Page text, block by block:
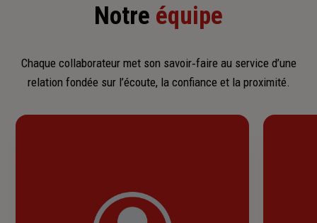
Notre équipe
Chaque collaborateur met son savoir‑faire au service d’une
relation fondée sur l’écoute, la confiance et la proximité.